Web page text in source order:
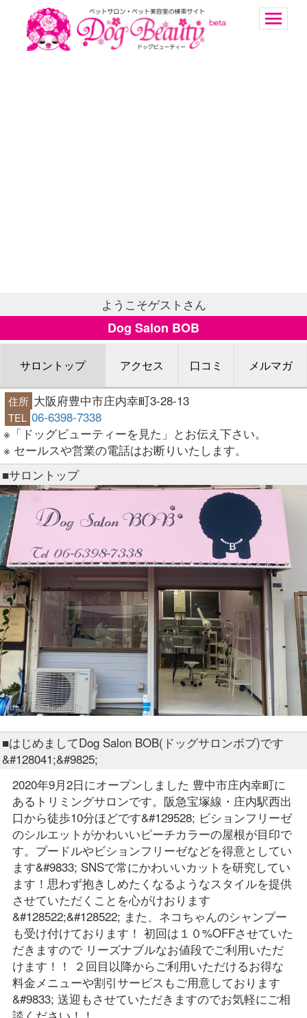
ようこそゲストさん
Dog Salon BOB
サロントップ アクセス 口コミ メルマガ
住所 大阪府豊中市庄内幸町3-28-13
TEL 06-6398-7338
※「ドッグビューティーを見た」とお伝え下さい。
※ セールスや営業の電話はお断りいたします。
■サロントップ
■はじめましてDog Salon BOB(ドッグサロンボブ)です
&#128041;&#9825;
2020年9月2日にオープンしました 豊中市庄内幸町に
あるトリミングサロンです。阪急宝塚線・庄内駅西出
口から徒歩10分ほどです&#129528; ビションフリーゼ
のシルエットがかわいいピーチカラーの屋根が目印で
す。プードルやビションフリーゼなどを得意としてい
ます&#9833; SNSで常にかわいいカットを研究してい
ます！思わず抱きしめたくなるようなスタイルを提供
させていただくことを心がけおります
&#128522;&#128522; また、ネコちゃんのシャンプー
も受け付けております！ 初回は１０%OFFさせていた
だきますので リーズナブルなお値段でご利用いただ
けます！！ ２回目以降からご利用いただけるお得な
料金メニューや割引サービスもご用意しております
&#9833; 送迎もさせていただきますのでお気軽にご相